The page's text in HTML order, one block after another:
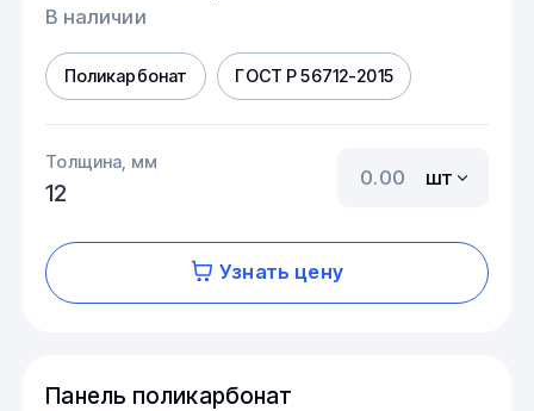
В наличии
Поликарбонат ГОСТ Р 56712-2015
Толщина, мм
12
шт
Узнать цену
Панель поликарбонат